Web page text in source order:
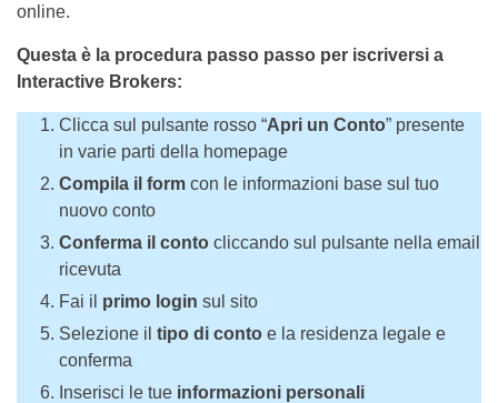
online.
Questa è la procedura passo passo per iscriversi a
Interactive Brokers:
Clicca sul pulsante rosso “Apri un Conto” presente
in varie parti della homepage
Compila il form con le informazioni base sul tuo
nuovo conto
Conferma il conto cliccando sul pulsante nella email
ricevuta
Fai il primo login sul sito
Selezione il tipo di conto e la residenza legale e
conferma
Inserisci le tue informazioni personali